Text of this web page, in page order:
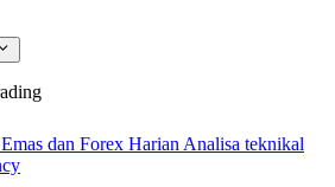
dan Forex Harian Analisa teknikal